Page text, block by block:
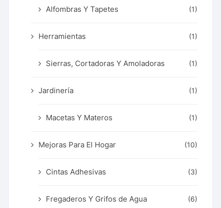
Alfombras Y Tapetes (1)
Herramientas (1)
Sierras, Cortadoras Y Amoladoras (1)
Jardinería (1)
Macetas Y Materos (1)
Mejoras Para El Hogar (10)
Cintas Adhesivas (3)
Fregaderos Y Grifos de Agua (6)